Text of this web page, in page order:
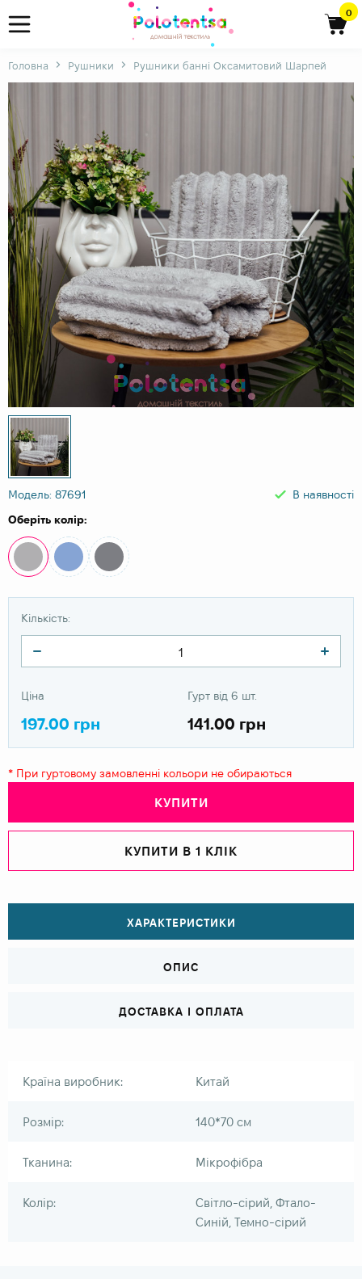
0
Головна Рушники Рушники банні Оксамитовий Шарпей
Модель: 87691
В наявності
Оберіть колір:
Кількість:
Ціна
197.00 грн
Гурт від 6 шт.
141.00 грн
* При гуртовому замовленні кольори не обираються
КУПИТИ
КУПИТИ В 1 КЛІК
ХАРАКТЕРИСТИКИ
ОПИС
ДОСТАВКА І ОПЛАТА
Країна виробник: Китай
Розмір: 140*70 см
Тканина: Мікрофібра
Колір:
Світло-сірий, Фтало-
Синій, Темно-сірий